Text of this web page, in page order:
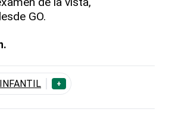
GO.
+